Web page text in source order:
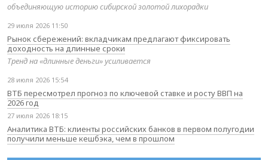
объединяющую историю сибирской золотой лихорадки
29 июля 2026 11:50
Рынок сбережений: вкладчикам предлагают фиксировать
доходность на длинные сроки
Тренд на «длинные деньги» усиливается
28 июля 2026 15:54
ВТБ пересмотрел прогноз по ключевой ставке и росту ВВП на
2026 год
27 июля 2026 18:15
Аналитика ВТБ: клиенты российских банков в первом полугодии
получили меньше кешбэка, чем в прошлом